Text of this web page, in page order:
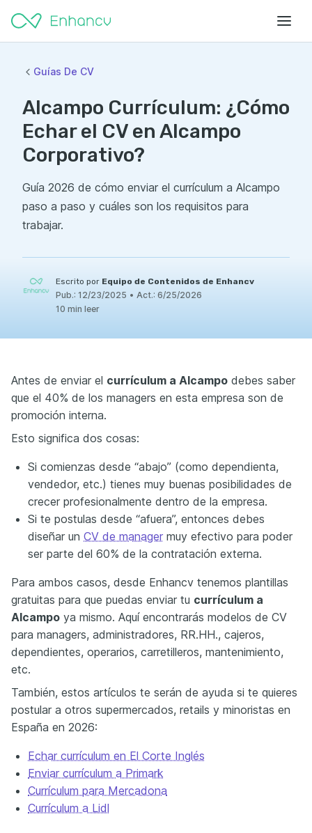
Guías De CV
Alcampo Currículum: ¿Cómo
Echar el CV en Alcampo
Corporativo?
Guía 2026 de cómo enviar el currículum a Alcampo
paso a paso y cuáles son los requisitos para
trabajar.
Escrito por Equipo de Contenidos de Enhancv
Pub.: 12/23/2025 • Act.: 6/25/2026
10 min leer
Antes de enviar el currículum a Alcampo debes saber
que el 40% de los managers en esta empresa son de
promoción interna.
Esto significa dos cosas:
Si comienzas desde “abajo” (como dependienta,
vendedor, etc.) tienes muy buenas posibilidades de
crecer profesionalmente dentro de la empresa.
Si te postulas desde “afuera”, entonces debes
diseñar un CV de manager muy efectivo para poder
ser parte del 60% de la contratación externa.
Para ambos casos, desde Enhancv tenemos plantillas
gratuitas para que puedas enviar tu currículum a
Alcampo ya mismo. Aquí encontrarás modelos de CV
para managers, administradores, RR.HH., cajeros,
dependientes, operarios, carretilleros, mantenimiento,
etc.
También, estos artículos te serán de ayuda si te quieres
postular a otros supermercados, retails y minoristas en
España en 2026:
Echar currículum en El Corte Inglés
Enviar currículum a Primark
Currículum para Mercadona
Currículum a Lidl